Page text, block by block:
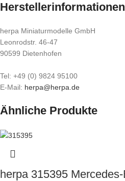
Herstellerinformationen
herpa Miniaturmodelle GmbH
Leonrodstr. 46-47
90599 Dietenhofen
Tel: +49 (0) 9824 95100
E-Mail: herpa@herpa.de
Ähnliche Produkte
herpa 315395